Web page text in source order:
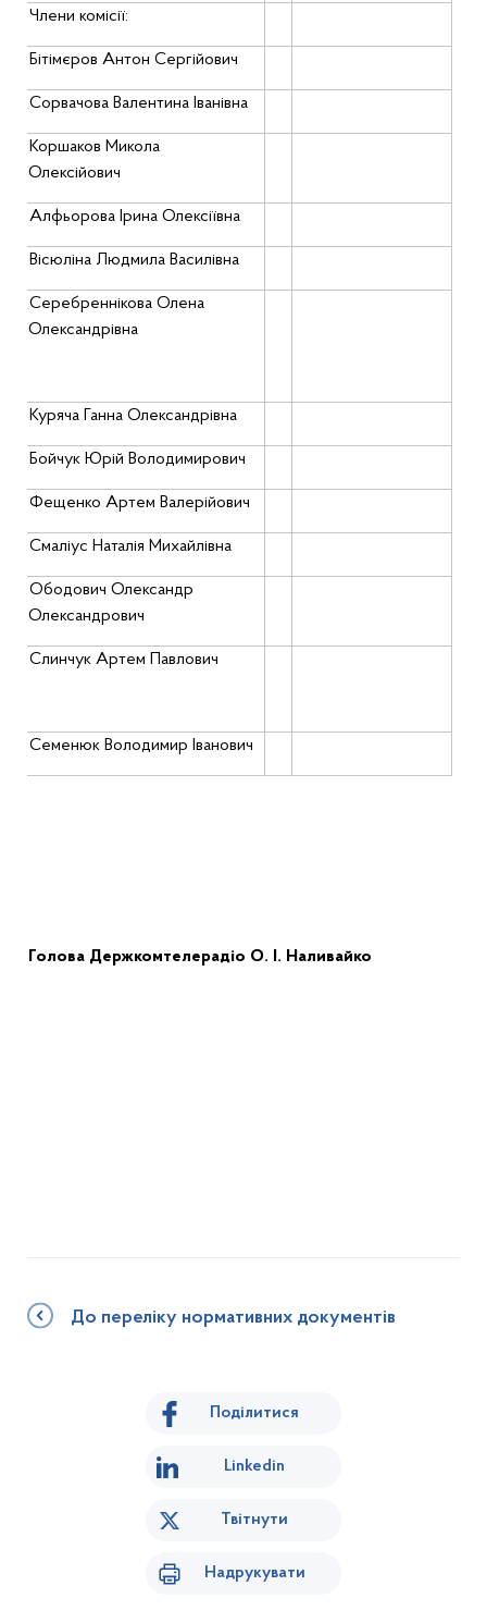
Члени комісії:
Бітімєров Антон Сергійович
Сорвачова Валентина Іванівна
Коршаков Микола
Олексійович
Алфьорова Ірина Олексіївна
Вісюліна Людмила Василівна
Серебреннікова Олена
Олександрівна
Куряча Ганна Олександрівна
Бойчук Юрій Володимирович
Фещенко Артем Валерійович
Смаліус Наталія Михайлівна
Ободович Олександр
Олександрович
Слинчук Артем Павлович
Семенюк Володимир Іванович
Голова Держкомтелерадіо О. І. Наливайко
До переліку нормативних документів
Поділитися
Linkedin
Твітнути
Надрукувати